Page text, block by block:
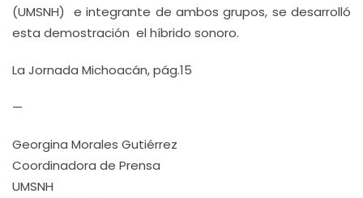
(UMSNH) e integrante de ambos grupos, se desarrolló
esta demostración el híbrido sonoro.
La Jornada Michoacán, pág.15
—
Georgina Morales Gutiérrez
Coordinadora de Prensa
UMSNH